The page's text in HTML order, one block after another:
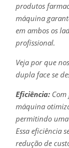
produtos
máquina
em ambos os
profissional.
Veja por que
dupla face se
Eficiência:Com
máquina
permitindo
Essa eficiência
redução de